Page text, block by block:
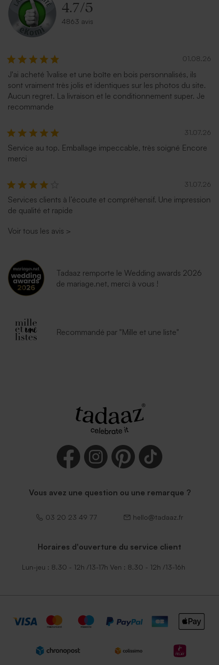
4.7/5
4863 avis
01.08.26
J'ai acheté 1valise et une boîte en bois personnalisés, ils
sont vraiment très jolis et identiques sur les photos du site.
Aucun regret. La livraison et le conditionnement super. Je
recommande
31.07.26
Service au top. Emballage impeccable, très soigné Encore
merci
31.07.26
Services clients à l’écoute et compréhensif. Une impression
de qualité et rapide
Voir tous les avis >
Tadaaz remporte le Wedding awards 2026
de mariage.net, merci à vous !
Recommandé par "Mille et une liste"
Vous avez une question ou une remarque ?
03 20 23 49 77 hello@tadaaz.fr
Horaires d'ouverture du service client
Lun-jeu : 8.30 - 12h /13-17h Ven : 8.30 - 12h /13-16h